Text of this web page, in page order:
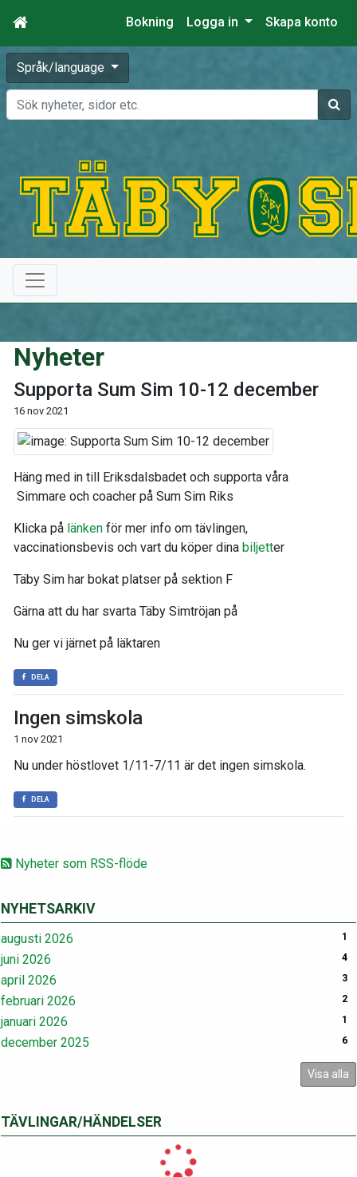
Bokning Logga in Skapa konto
Språk/language
Sök
Nyheter som RSS-flöde
NYHETSARKIV
augusti 2026 1
juni 2026 4
april 2026 3
februari 2026 2
januari 2026 1
december 2025 6
Visa alla
TÄVLINGAR/HÄNDELSER
Nyheter
Supporta Sum Sim 10-12 december
16 nov 2021
Häng med in till Eriksdalsbadet och supporta våra
Simmare och coacher på Sum Sim Riks
Klicka på länken för mer info om tävlingen,
vaccinationsbevis och vart du köper dina biljetter
Täby Sim har bokat platser på sektion F
Gärna att du har svarta Täby Simtröjan på
Nu ger vi järnet på läktaren
DELA
Ingen simskola
1 nov 2021
Nu under höstlovet 1/11-7/11 är det ingen simskola.
DELA